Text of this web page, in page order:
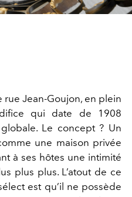
rue Jean-Goujon, en plein
qui date de 1908
Le concept ? Un
une maison privée
à ses hôtes une intimité
plus plus. L’atout de ce
est qu’il ne possède